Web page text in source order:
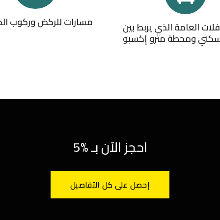
بالقرب من إكسبو 2020 تسوق
احجز الآن بـ %5
إحصل على كل التفاصيل